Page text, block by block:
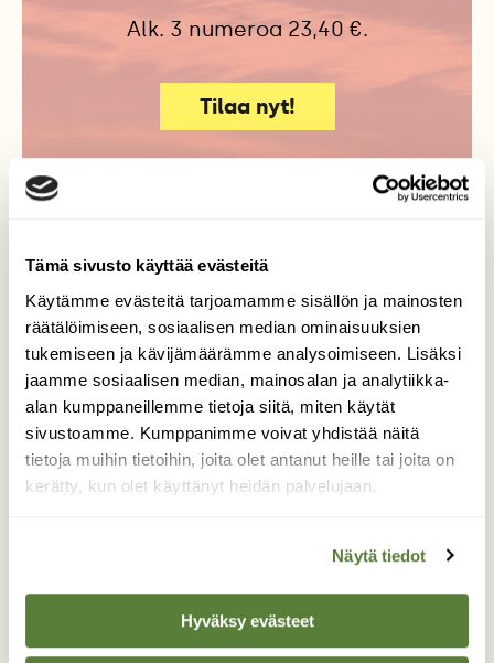
Tämä sivusto käyttää evästeitä
Käytämme evästeitä tarjoamamme sisällön ja mainosten
räätälöimiseen, sosiaalisen median ominaisuuksien
tukemiseen ja kävijämäärämme analysoimiseen. Lisäksi
jaamme sosiaalisen median, mainosalan ja analytiikka-
alan kumppaneillemme tietoja siitä, miten käytät
sivustoamme. Kumppanimme voivat yhdistää näitä
tietoja muihin tietoihin, joita olet antanut heille tai joita on
kerätty, kun olet käyttänyt heidän palvelujaan.
Näytä tiedot
Hyväksy evästeet
Alk. 3 numeroa 23,40 €.
Tilaa nyt!
Lisää aiheesta
LEHDESSÄ
5/16